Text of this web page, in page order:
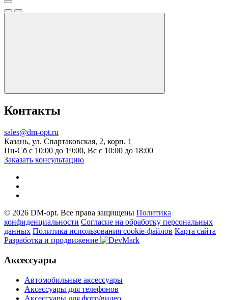
Контакты
sales@dm-opt.ru
Казань, ул. Спартаковская, 2, корп. 1
Пн-Сб с 10:00 до 19:00, Вс с 10:00 до 18:00
Заказать консультацию
© 2026 DM-opt. Все права защищены Политика
конфиденциальности Согласие на обработку персональных
данных Пoлитикa иcпoльзoвaния cookie-фaйлoв Карта сайта
Разработка и продвижение
Аксессуары
Автомобильные аксессуары
Аксессуары для телефонов
Аксессуары для фото/видео